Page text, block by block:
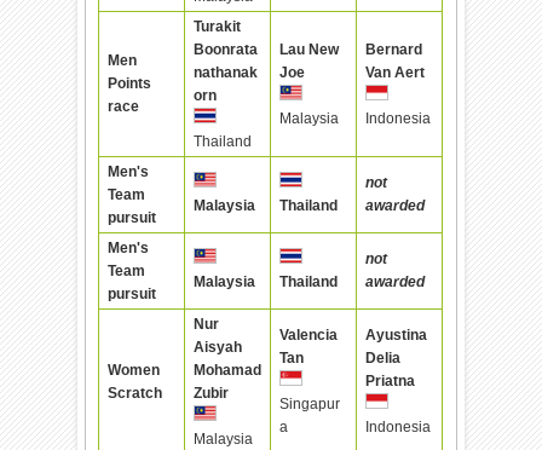
Men
Points
race
Turakit
Boonrata
nathanak
orn
Thailand
Lau New
Joe
Malaysia
Bernard
Van Aert
Indonesia
Men's
Team
pursuit
Malaysia Thailand
not
awarded
Men's
Team
pursuit
Malaysia Thailand
not
awarded
Women
Scratch
Nur
Aisyah
Mohamad
Zubir
Malaysia
Valencia
Tan
Singapur
a
Ayustina
Delia
Priatna
Indonesia